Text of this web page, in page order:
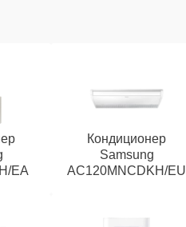
EA
Кондиционер
Samsung
AC120MNCDKH/EU